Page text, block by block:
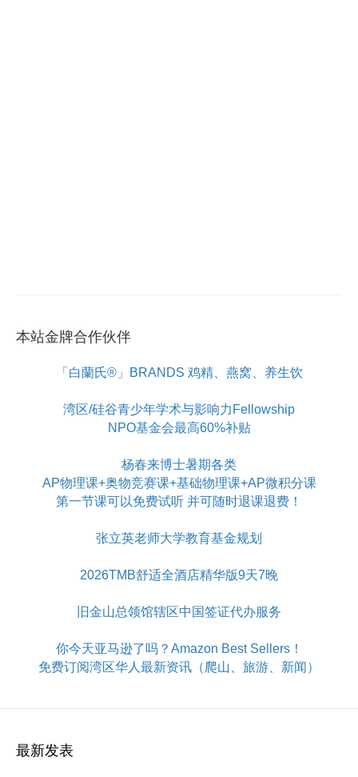
本站金牌合作伙伴
「白蘭氏®」BRANDS 鸡精、燕窝、养生饮
湾区/硅谷青少年学术与影响力Fellowship
NPO基金会最高60%补贴
杨春来博士暑期各类
AP物理课+奥物竞赛课+基础物理课+AP微积分课
第一节课可以免费试听 并可随时退课退费！
张立英老师大学教育基金规划
2026TMB舒适全酒店精华版9天7晚
旧金山总领馆辖区中国签证代办服务
你今天亚马逊了吗？Amazon Best Sellers！
免费订阅湾区华人最新资讯（爬山、旅游、新闻）
最新发表